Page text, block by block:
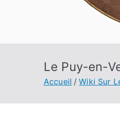
Le Puy-en-
Accueil Wiki Sur